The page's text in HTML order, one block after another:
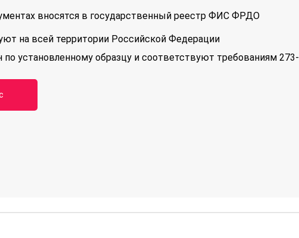
вносятся в государственный реестр ФИС ФРДО
на всей территории Российской Федерации
установленному образцу и соответствуют требованиям 273-